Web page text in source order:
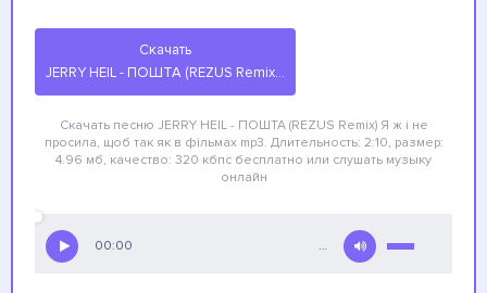
Скачать
JERRY HEIL - ПОШТА (REZUS Remix) Я ж і не просила, щоб так як в фільмах
Скачать песню JERRY HEIL - ПОШТА (REZUS Remix) Я ж і не
просила, щоб так як в фільмахmp3. Длительность: 2:10, размер:
4.96 мб, качество: 320 кбпс бесплатно или слушать музыку
онлайн
00:00 …